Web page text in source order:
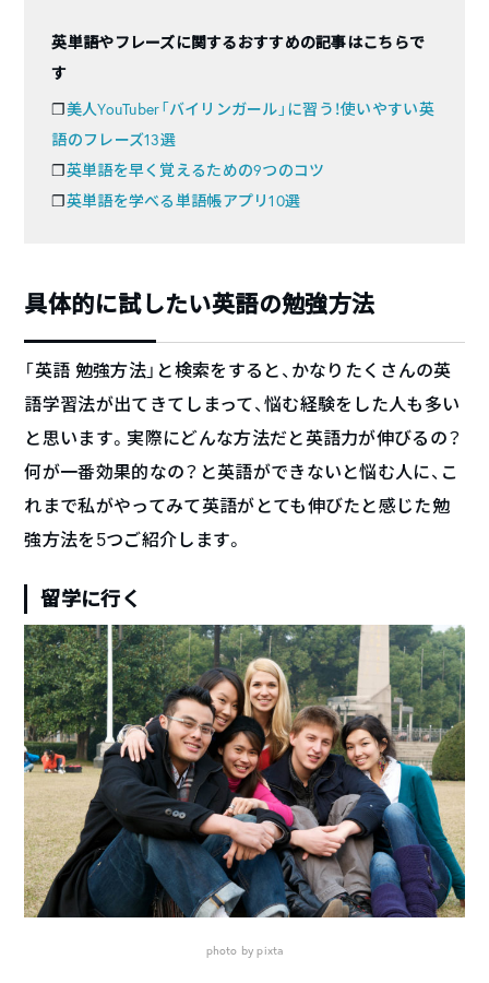
英単語やフレーズに関するおすすめの記事はこちらで
す
❐美人YouTuber「バイリンガール」に習う！使いやすい英
語のフレーズ13選
❐英単語を早く覚えるための9つのコツ
❐英単語を学べる単語帳アプリ10選
具体的に試したい英語の勉強方法
「英語 勉強方法」と検索をすると、かなりたくさんの英
語学習法が出てきてしまって、悩む経験をした人も多い
と思います。実際にどんな方法だと英語力が伸びるの？
何が一番効果的なの？と英語ができないと悩む人に、こ
れまで私がやってみて英語がとても伸びたと感じた勉
強方法を5つご紹介します。
留学に行く
photo by pixta